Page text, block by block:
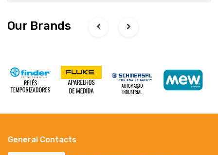
Our Brands
General Contacts